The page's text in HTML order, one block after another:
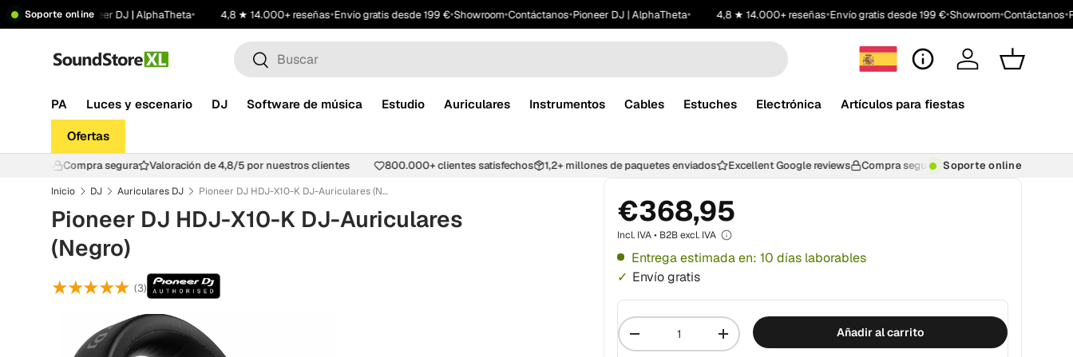
Saltar al contenido
Soporte online
•Pioneer DJ | AlphaTheta• 4,8 ★ 14.000+ reseñas•Envío gratis desde 199 €•Showroom•Contáctanos•Pioneer DJ | AlphaTheta• 4,8 ★ 14.000+ reseñas•Envío gratis desde 199 €•Showroom•Contáctanos•
Buscar
Buscar Atención al cliente
Iniciar sesión
Carrito
PA Luces y escenario DJ Software de música Estudio Auriculares Instrumentos Cables Estuches Electrónica Artículos para fiestas
Ofertas
reviews Compra segura Valoración de 4,8/5 por nuestros clientes 800.000+ clientes satisfechos 1,2+ millones de paquetes enviados Excellent Google reviews Compra segura Valoración de 4,8/5
Soporte online
Inicio DJ Auriculares DJ Pioneer DJ HDJ-X10-K DJ-Auriculares (Negro)
Pioneer DJ HDJ-X10-K DJ-Auriculares
(Negro)
★★★★★ (3)
€368,95
Incl. IVA • B2B excl. IVA
Entrega estimada en: 10 días laborables
Envío gratis
Cantidad
-
+ Añadir al carrito